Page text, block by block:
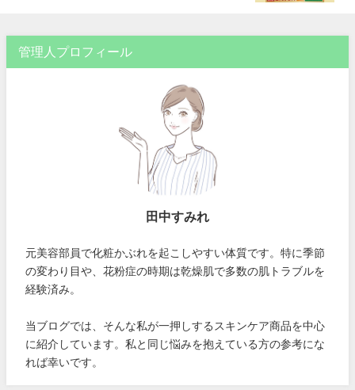
管理人プロフィール
田中すみれ
元美容部員で化粧かぶれを起こしやすい体質です。特に季節
の変わり目や、花粉症の時期は乾燥肌で多数の肌トラブルを
経験済み。
当ブログでは、そんな私が一押しするスキンケア商品を中心
に紹介しています。私と同じ悩みを抱えている方の参考にな
れば幸いです。